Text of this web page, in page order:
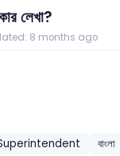
লেখা?
8 months ago
বাংলা